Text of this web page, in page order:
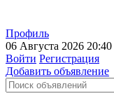
Профиль
06 Августа 2026 20:40
Войти Регистрация
Добавить объявление